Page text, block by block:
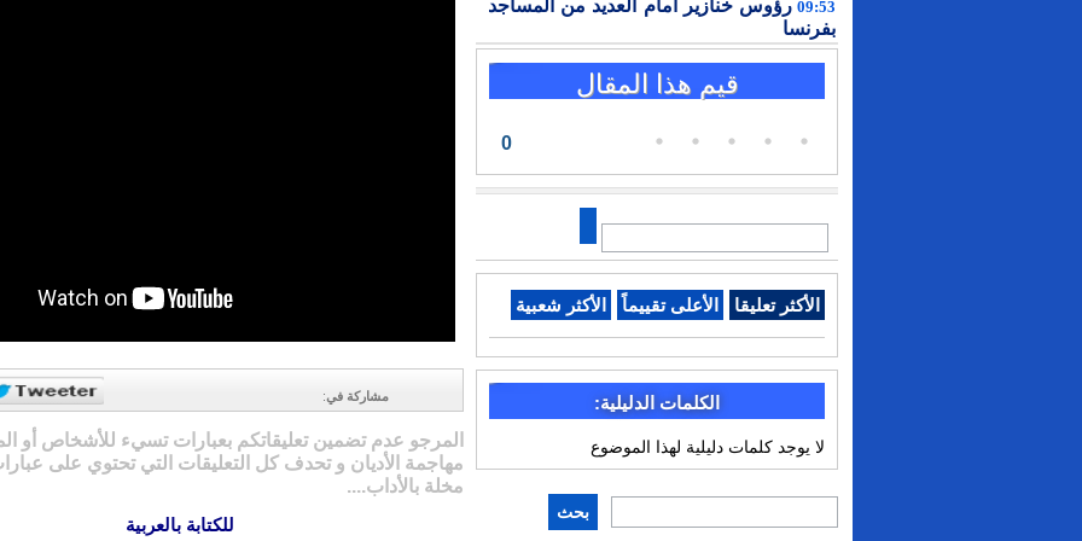
09:53 رؤوس خنازير أمام العديد من المساجد
بفرنسا
قيم هذا المقال
0
الأكثر تعليقا الأعلى تقييماً الأكثر شعبية
الكلمات الدليلية:
لا يوجد كلمات دليلية لهذا الموضوع
بحث
مشاركة في:
المرجو عدم تضمين تعليقاتكم بعبارات تسيء للأشخاص أو
مهاجمة الأديان و تحدف كل التعليقات التي تحتوي على
مخلة بالأداب....
للكتابة بالعربية